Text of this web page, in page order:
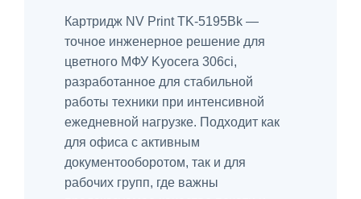
Картридж NV Print TK-5195Bk —
точное инженерное решение для
цветного МФУ Kyocera 306ci,
разработанное для стабильной
работы техники при интенсивной
ежедневной нагрузке. Подходит как
для офиса с активным
документооборотом, так и для
рабочих групп, где важны